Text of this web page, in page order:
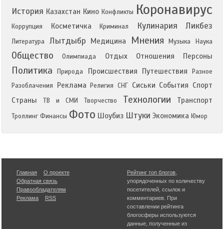
История Казахстан Кино Конфликты Коронавирус
Коррупция Косметичка Криминал Кулинария Ликбез
Литература Лытдыбр Медицина Мнения Музыка Наука
Общество Олимпиада Отдых Отношения Персоны
Политика Природа Происшествия Путешествия
Разное
Разоблачения
Реклама Религия СНГ Сиськи События Спорт
Страны
ТВ и СМИ Творчество Технологии Транспорт
Троллинг Финансы Фото Шоубиз Штуки Экономика Юмор
Главная
О проекте
Обратная связь
Правообладателям
Реклама
RSS
Рейтинг топ блогов
упорядоченных по количеству
посетителей, ссылок и
комментариев. При
составлении рейтинга
блогосферы используются
данные, полученные из